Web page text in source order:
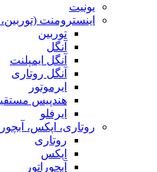
یونیت
اینسترومنت
توربین
آنگل
آنگل ایمپلنت
آنگل روتاری
ایرموتور
هندپیس
ایرفلو
روتاری، اپکس،
روتاری
اپکس
آبچوراتور